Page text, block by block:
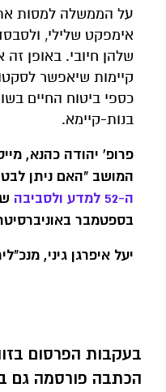
על הממשלה למסות
אימפקט שלילי,
שלהן חיובי. באופן
קיימות שיאפשר
כספי ביטוח החיים
בנות-קיימא.
פרופ' יהודה כהנא,
המושב "האם ניתן
ה-52 למדע ולסביבה
בספטמבר
יעל איפרגן גיני,
בעקבות הפרסום
הכתבה פורסמה גם